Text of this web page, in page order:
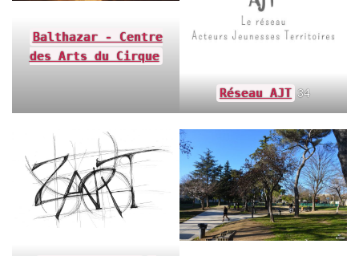
Balthazar - Centre
des Arts du Cirque
Réseau AJT 34